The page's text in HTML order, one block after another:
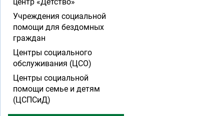
Учреждения социальной
помощи для бездомных
граждан
Центры социального
обслуживания (ЦСО)
Центры социальной
помощи семье и детям
(ЦСПСиД)